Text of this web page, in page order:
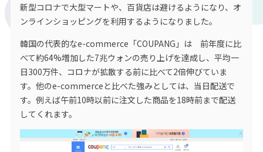
新型コロナで大型マートや、百貨店は避けるようになり、オ
ンラインショッピングを利用するようになりました。
韓国の代表的なe-commerce「COUPANG」は 前年度に比
べて約64%増加した7兆ウォンの売り上げを達成し、平均一
日300万件、コロナが拡散する前に比べて2倍伸びていま
す。他のe-commerceと比べた強みとしては、当日配送で
す。例えば午前10時以前に注文した商品を18時前まで配送
してくれます。